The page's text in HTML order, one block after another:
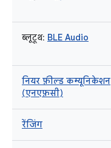
ब्लूटूथ: BLE Audio
नियर फ़ील्ड कम्यूनिकेशन
(एनएफ़सी)
रेंजिंग